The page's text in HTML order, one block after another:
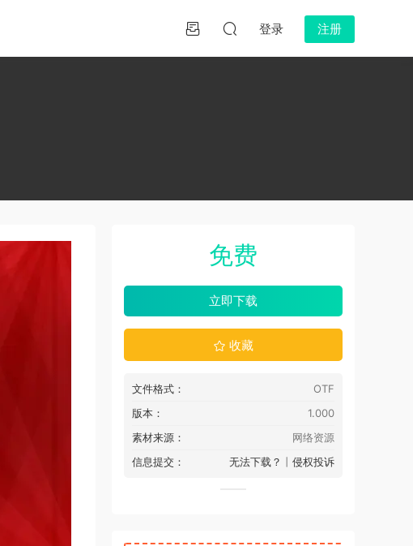
登录 注册
免费
立即下载
收藏
文件格式：
OTF
版本：
1.000
素材来源：
网络资源
信息提交：
无法下载？ 丨 侵权投诉